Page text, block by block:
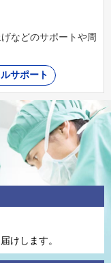
などのサポートや周
サポート
けします。